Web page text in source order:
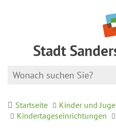
Stadt
Startseite
Kinder und
Kindertageseinrichtungen